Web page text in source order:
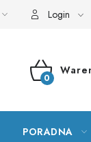
Server
Login
PORADNA